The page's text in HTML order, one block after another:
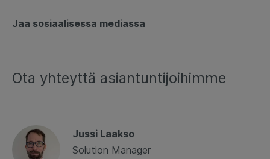
Jaa sosiaalisessa mediassa
Ota yhteyttä asiantuntijoihimme
Jussi Laakso
Solution Manager